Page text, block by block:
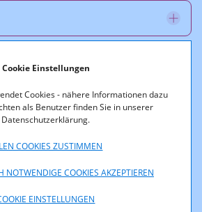
Cookie Einstellungen
Cookies - nähere Informationen dazu
als Benutzer finden Sie in unserer
Datenschutzerklärung.
COOKIES ZUSTIMMEN
NOTWENDIGE COOKIES AKZEPTIEREN
EINSTELLUNGEN